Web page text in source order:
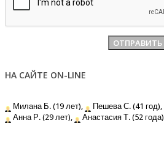
НА САЙТЕ ON-LINE
Милана Б. (19 лет), Пешева С. (41 год),
Анна Р. (29 лет),
Анастасия Т. (52 года),